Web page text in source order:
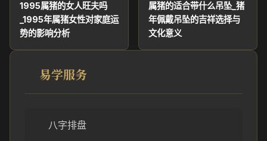
1995属猪的女人旺夫吗
_1995年属猪女性对家庭运
势的影响分析
属猪的适合带什么吊坠_猪
年佩戴吊坠的吉祥选择与
文化意义
易学服务
八字排盘